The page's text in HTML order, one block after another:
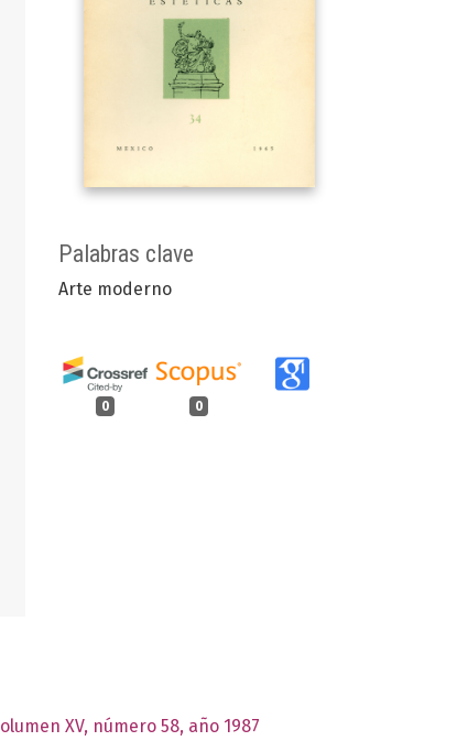
Palabras clave
Arte moderno
0 0
XV, número 58, año 1987